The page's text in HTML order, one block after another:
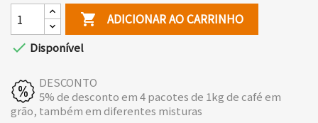

ADICIONAR AO CARRINHO
 Disponível
DESCONTO
5% de desconto em 4 pacotes de 1kg de café em
grão, também em diferentes misturas